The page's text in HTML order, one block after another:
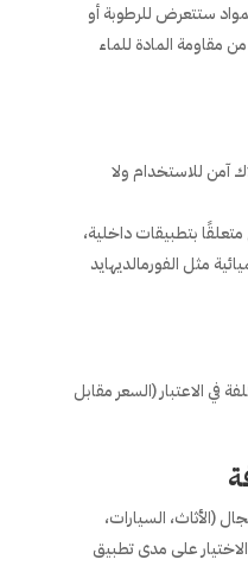
ستتعرض للرطوبة أو
مقاومة المادة للماء
آمن للاستخدام ولا
بتطبيقات داخلية،
مثل الفورمالديهايد
في الاعتبار (السعر مقابل
(الأثاث، السيارات،
الاختيار على مدى تطبيق